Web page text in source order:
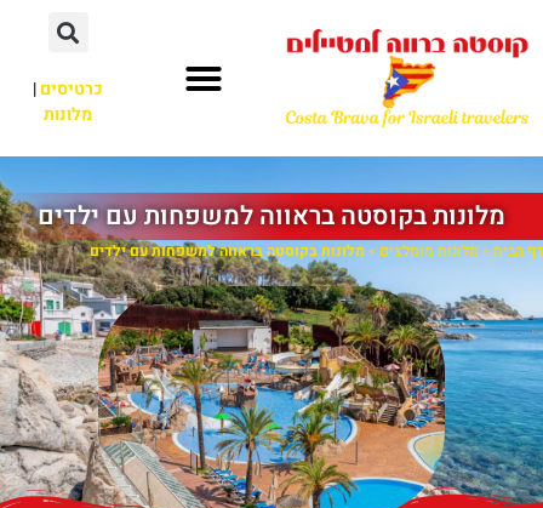
כרטיסים|
מלונות
מלונות בקוסטה בראווה למשפחות עם ילדים
דף הבית » מלונות מומלצים »מלונות בקוסטה בראווה למשפחות עם ילדים